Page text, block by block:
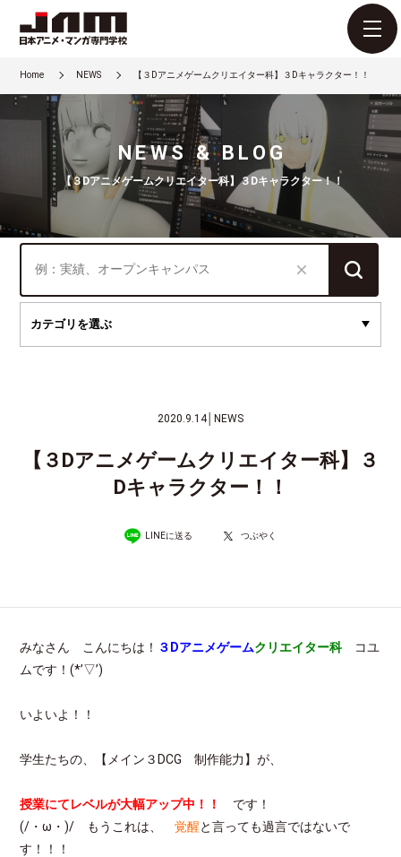
Home NEWS 【３Dアニメゲームクリエイター科】３Dキャラクター！！
NEWS & BLOG
【３Dアニメゲームクリエイター科】３Dキャラクター！！
2020.9.14│ NEWS
【３Dアニメゲームクリエイター科】３
Dキャラクター！！
LINEに送る つぶやく
みなさん こんにちは！ ３Dアニメゲームクリエイター科コユ
ムです！(*’▽’)
いよいよ！！
学生たちの、【メイン３DCG 制作能力】が、
授業にてレベルが大幅アップ中！！
です！
(/・ω・)/ もうこれは、覚醒と言っても過言ではないで
す！！！